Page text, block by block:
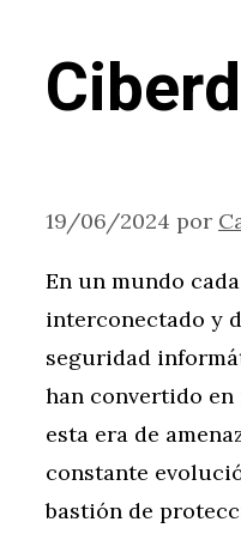
19/06/2024 por
En un mundo
interconectado y
seguridad
han convertido
esta era de
constante
bastión de